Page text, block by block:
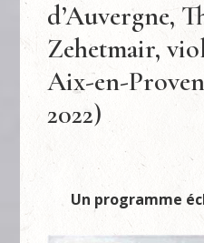
d’Auvergne,
Zehetmair,
Aix-en-
2022)
Un programme